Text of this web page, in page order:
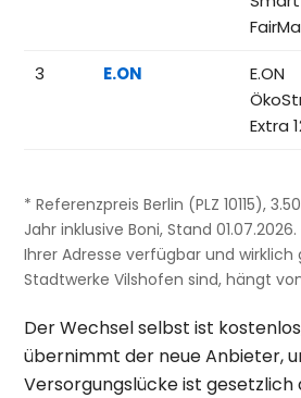
3 E.ON
E.ON
Extra
* Referenzpreis Berlin (PLZ 10115),
Jahr inklusive Boni, Stand
Ihrer Adresse verfügbar und wirklich
Stadtwerke Vilshofen sind, hängt
Der Wechsel selbst ist
übernimmt der neue Anbieter,
Versorgungslücke ist gesetzlich